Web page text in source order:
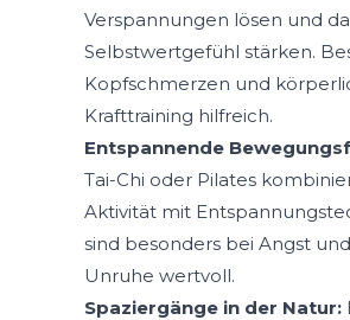
Verspannungen lösen und
Selbstwertgefühl stärken.
Kopfschmerzen und
Krafttraining hilfreich.
Entspannende
Tai-Chi oder Pilates
Aktivität mit
sind besonders bei Angst
Unruhe wertvoll.
Spaziergänge in der Natur: